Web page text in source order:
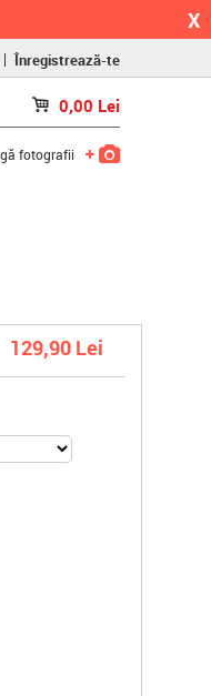
X
Înregistrează-te
0,00 Lei
fotografii
129,90 Lei